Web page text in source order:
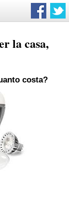
la casa,
costa?